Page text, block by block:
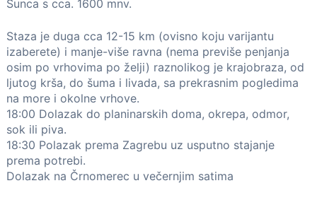
Sunca s cca. 1600 mnv.
Staza je duga cca 12-15 km (ovisno koju varijantu
izaberete) i manje-više ravna (nema previše penjanja
osim po vrhovima po želji) raznolikog je krajobraza, od
ljutog krša, do šuma i livada, sa prekrasnim pogledima
na more i okolne vrhove.
18:00 Dolazak do planinarskih doma, okrepa, odmor,
sok ili piva.
18:30 Polazak prema Zagrebu uz usputno stajanje
prema potrebi.
Dolazak na Črnomerec u večernjim satima